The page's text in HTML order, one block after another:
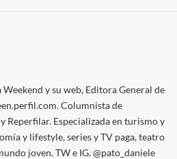
y su web, Editora General de
Columnista de
Reperfilar. Especializada en turismo y
y lifestyle, series y TV paga, teatro
joven. TW e IG. @pato_daniele